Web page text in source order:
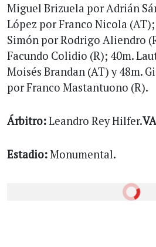
Miguel Brizuela por Adrián
López por Franco Nicola
Simón por Rodrigo Aliendro
Facundo Colidio (R); 40m.
Moisés Brandan (AT) y 48m.
por Franco Mastantuono (R).
Árbitro:Leandro Rey Hilfer.
Estadio:Monumental.